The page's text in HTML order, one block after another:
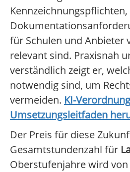
für Schulen und Anbieter
relevant sind. Praxisnah
verständlich zeigt er,
notwendig sind, um
vermeiden. KI-
Umsetzungsleitfaden
Der Preis für diese
Gesamtstundenzahl für
Oberstufenjahre wird